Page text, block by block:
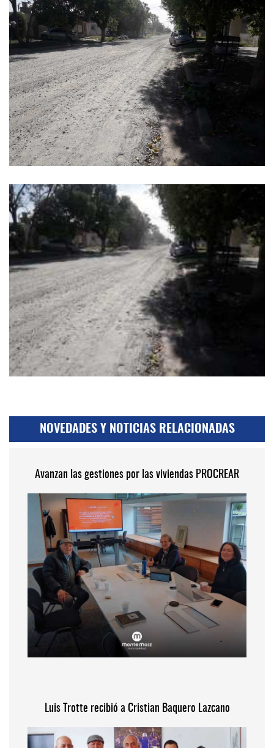
NOVEDADES Y NOTICIAS RELACIONADAS
Avanzan las gestiones por las viviendas PROCREAR
Luis Trotte recibió a Cristian Baquero Lazcano